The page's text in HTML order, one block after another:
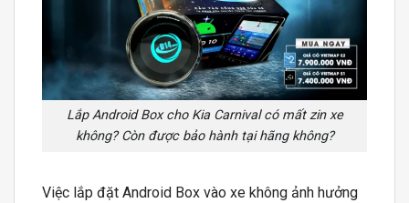
Lắp Android Box cho Kia Carnival có mất zin xe
không? Còn được bảo hành tại hãng không?
Việc lắp đặt Android Box vào xe không ảnh hưởng